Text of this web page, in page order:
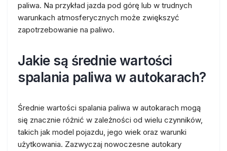
paliwa. Na przykład jazda pod górę lub w trudnych
warunkach atmosferycznych może zwiększyć
zapotrzebowanie na paliwo.
Jakie są średnie wartości
spalania paliwa w autokarach?
Średnie wartości spalania paliwa w autokarach mogą
się znacznie różnić w zależności od wielu czynników,
takich jak model pojazdu, jego wiek oraz warunki
użytkowania. Zazwyczaj nowoczesne autokary